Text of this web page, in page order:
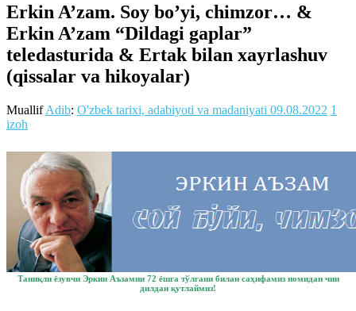
Erkin A’zam. Soy bo’yi, chimzor… &
Erkin A’zam “Dildagi gaplar”
teledasturida & Ertak bilan xayrlashuv
(qissalar va hikoyalar)
MuallifAdib: O'zbek tarixi, adabiyoti va madaniyati 09.08.2022 1
izoh
Таниқли ёзувчи Эркин Аъзамни 72 ёшга тўлгани билан саҳифамиз номидан чин
дилдан қутлаймиз!